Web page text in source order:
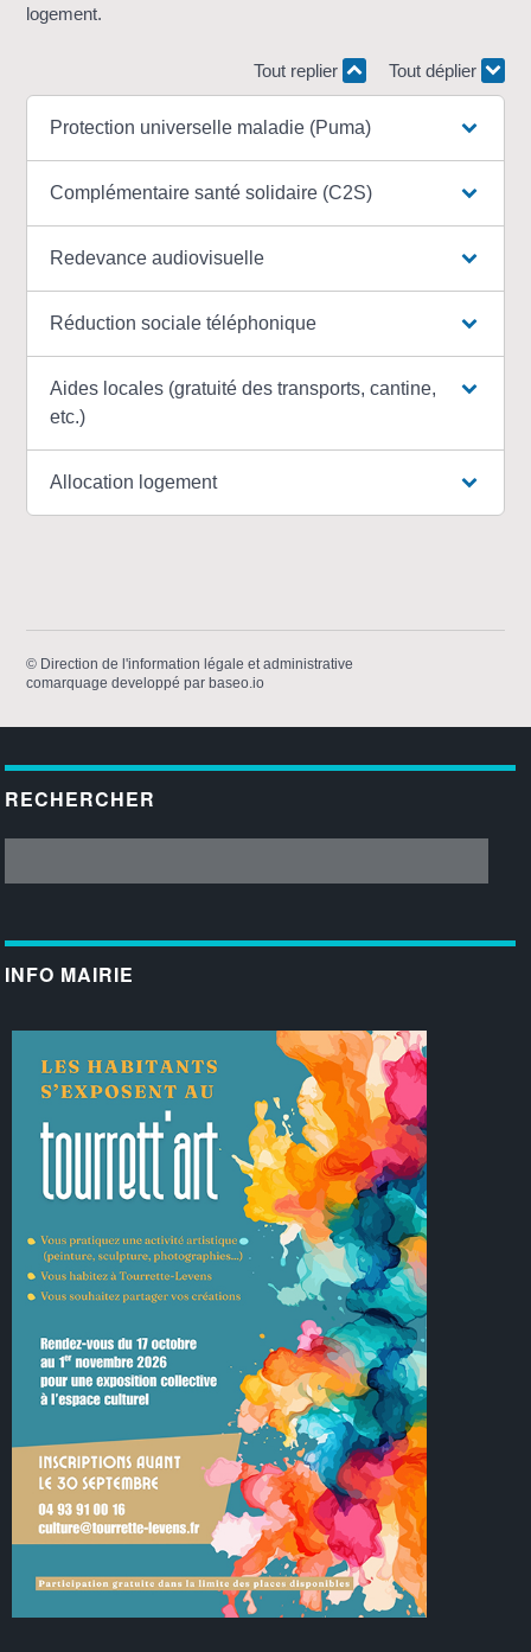
logement.
Tout replier Tout déplier
Protection universelle maladie (Puma)
Complémentaire santé solidaire (C2S)
Redevance audiovisuelle
Réduction sociale téléphonique
Aides locales (gratuité des transports, cantine,
etc.)
Allocation logement
© Direction de l'information légale et administrative
comarquage developpé par baseo.io
RECHERCHER
INFO MAIRIE